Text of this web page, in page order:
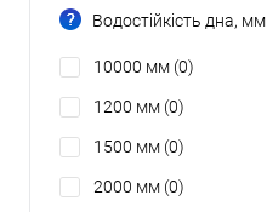
універсальні (0)
(0)
Показати ще 45
Водостійкість дна, мм
10000 мм (0)
1200 мм (0)
1500 мм (0)
2000 мм (0)